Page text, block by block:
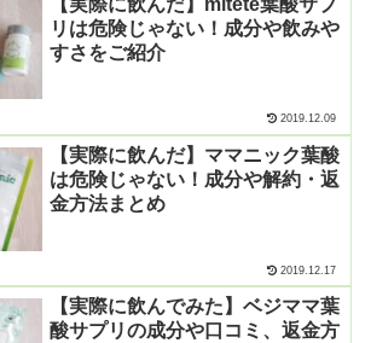
リは危険じゃない！成分や飲みや
すさをご紹介
2019.12.09
【実際に飲んだ】ママニック葉酸
は危険じゃない！成分や解約・返
金方法まとめ
2019.12.17
【実際に飲んでみた】ベジママ葉
酸サプリの成分や口コミ、返金方